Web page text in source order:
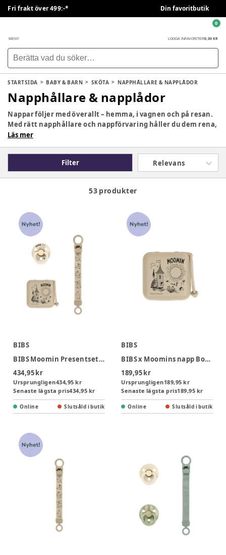
Fri frakt över 499:-* Din favoritbutik
MENY LOGGA IN FAVORITER0,00 KR
0
STARTSIDA BABY & BARN SKÖTA NAPPHÅLLARE & NAPPLÅDOR
Napphållare & napplådor
Nappar följer med överallt – hemma, i vagnen och på resan.
Med rätt napphållare och nappförvaring håller du dem rena,
lättillgängliga och alltid nära till hands. I denna kategori
napplådor och nappboxar. Perfekta lösningar för en enklare
och mer organiserad vardag.
Läs mer
Filter Relevans
53 produkter
BIBS
BIBS Moomin Presentset Soothe&Go Lat Str 2 - Vanilla
434,95 kr
Ursprungligen434,95 kr
Senaste lägsta pris434,95 kr
Online Slutsåld i butik
BIBS
BIBS x Moomins napp Box Vanilla
189,95 kr
Ursprungligen189,95 kr
Senaste lägsta pris189,95 kr
Online Slutsåld i butik